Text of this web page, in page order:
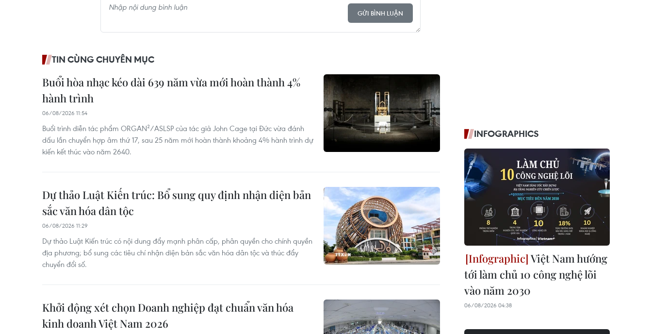
GỬI BÌNH LUẬN
TIN CÙNG CHUYÊN MỤC
Buổi hòa nhạc kéo dài 639 năm vừa mới hoàn thành 4%
hành trình
06/08/2026 11:54
Buổi trình diễn tác phẩm ORGAN²/ASLSP của tác giả John Cage tại Đức vừa đánh
dấu lần chuyển hợp âm thứ 17, sau 25 năm mới hoàn thành khoảng 4% hành trình dự
kiến kết thúc vào năm 2640.
Dự thảo Luật Kiến trúc: Bổ sung quy định nhận diện bản
sắc văn hóa dân tộc
06/08/2026 11:29
Dự thảo Luật Kiến trúc có nội dung đẩy mạnh phân cấp, phân quyền cho chính quyền
địa phương; bổ sung các tiêu chí nhận diện bản sắc văn hóa dân tộc và thúc đẩy
chuyển đổi số.
Khởi động xét chọn Doanh nghiệp đạt chuẩn văn hóa
kinh doanh Việt Nam 2026
INFOGRAPHICS
Việt Nam hướng
tới làm chủ 10 công nghệ lõi
vào năm 2030
06/08/2026 04:38